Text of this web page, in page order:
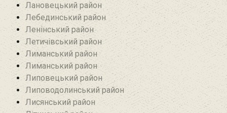
Лановецький район
Лебединський район
Ленінський район
Летичівський район
Лиманський район
Лиманський район
Липовецький район
Липоводолинський район
Лисянський район